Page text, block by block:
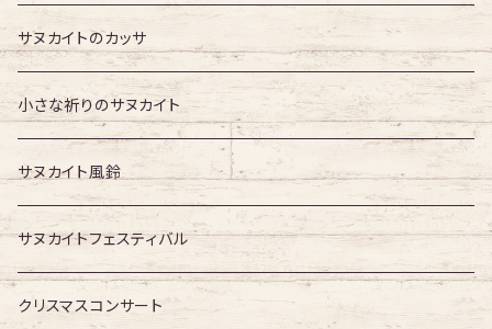
Organic Vibes
サヌカイトのカッサ
小さな祈りのサヌカイト
サヌカイト風鈴
サヌカイトフェスティバル
クリスマスコンサート